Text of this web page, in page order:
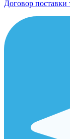
Договор поставки